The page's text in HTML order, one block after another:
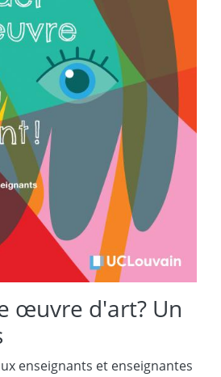
œuvre d'art? Un
enseignants et enseignantes